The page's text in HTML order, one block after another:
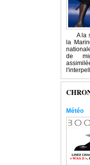
A la
la
de
Météo